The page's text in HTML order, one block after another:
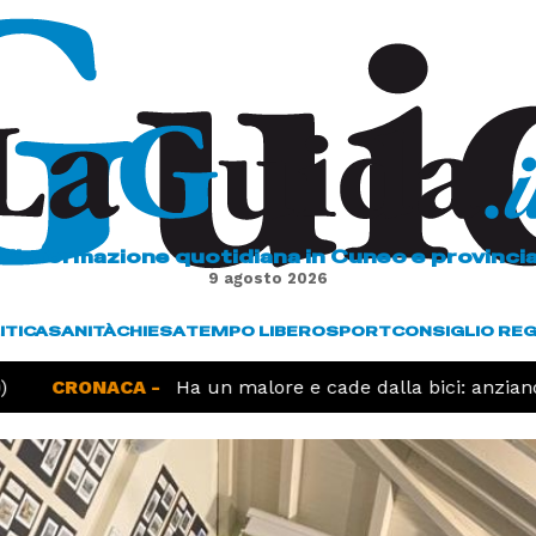
L'informazione quotidiana in Cuneo e
9 agosto 2026
SANITÀCHIESATEMPO LIBEROSPORTCONSIGLIO
CRONACA - Ha un malore e cade dalla bici: anziano